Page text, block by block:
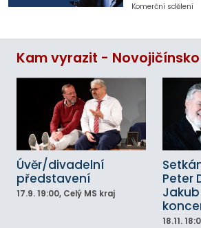
Komerční sdělení
Kam vyrazit - Novojičínsko
Úvěr/divadelní
představení
17.9. 19:00, Celý MS kraj
Peter
18.11.